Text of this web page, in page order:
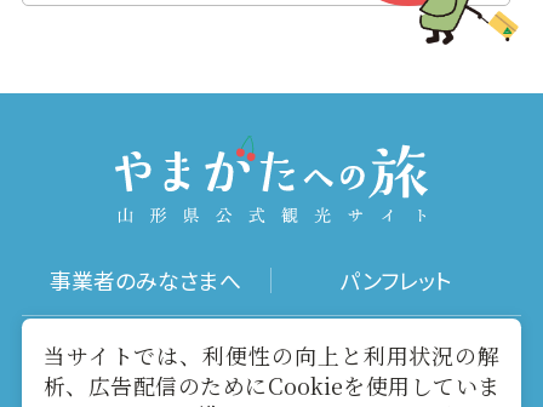
事業者のみなさまへ パンフレット
写真ダウンロード 動画ギャラリー
当サイトでは、利便性の向上と利用状況の解
析、広告配信のためにCookieを使用していま